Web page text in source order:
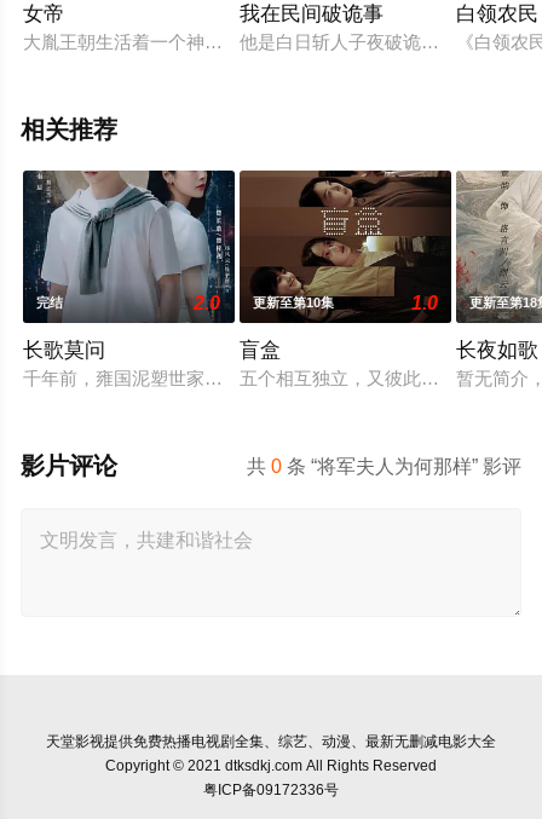
女帝
大胤王朝生活着一个神秘的群体，他们是天生拥有异能的异士
我在民间破诡事
他是白日斩人子夜破诡的阴阳行者，
白领农
《白领农
相关推荐
完结 2.0
长歌莫问
千年前，雍国泥塑世家楚门因进贡的“十二生肖”离奇流血炸裂
更新至第10集 1.0
盲盒
五个相互独立，又彼此呼应的故事
更新至第18
长夜如歌
暂无简介
共0 条 “将军夫人为何那样” 影评
影片评论
天堂影视提供免费热播电视剧全集、综艺、动漫、最新无删减电影大全
Copyright © 2021 dtksdkj.com All Rights Reserved
粤ICP备09172336号